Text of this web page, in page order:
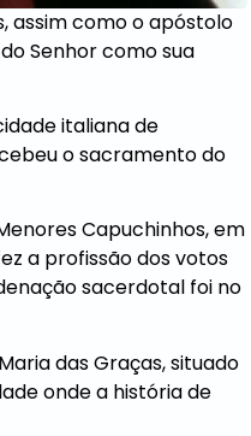
assim como o apóstolo
Senhor como sua
italiana de
o sacramento do
Capuchinhos, em
a profissão dos votos
sacerdotal foi no
das Graças, situado
onde a história de